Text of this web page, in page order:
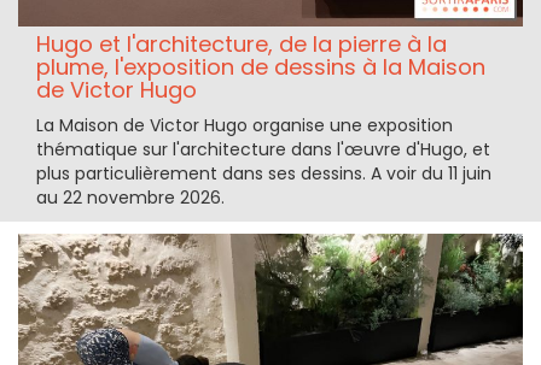
Hugo et l'architecture, de la pierre à la
plume, l'exposition de dessins à la Maison
de Victor Hugo
La Maison de Victor Hugo organise une exposition
thématique sur l'architecture dans l'œuvre d'Hugo, et
plus particulièrement dans ses dessins. A voir du 11 juin
au 22 novembre 2026.